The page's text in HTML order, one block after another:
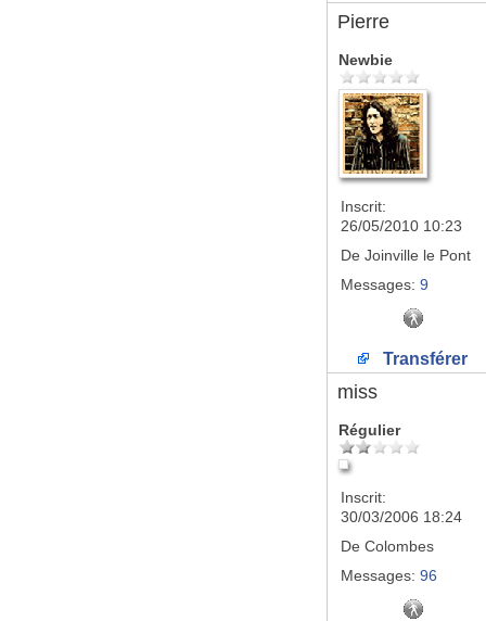
Pierre
Newbie
Inscrit:
26/05/2010 10:23
De Joinville le Pont
Messages: 9
Transférer
miss
Régulier
Inscrit:
30/03/2006 18:24
De Colombes
Messages: 96